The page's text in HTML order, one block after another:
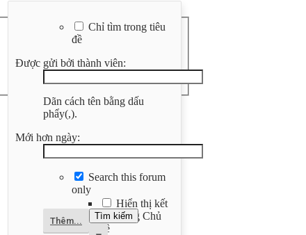
Chỉ tìm trong tiêu
đề
Được gửi bởi thành viên:
Dãn cách tên bằng dấu
phẩy(,).
Mới hơn ngày:
Search this forum
only
Hiển thị kết
quả dạng Chủ
đề
Thêm...